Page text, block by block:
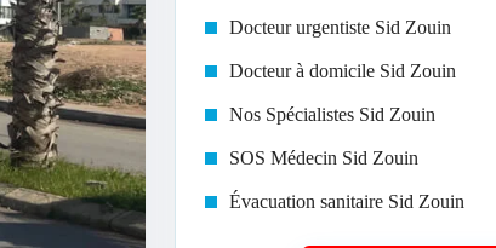
Docteur urgentiste Sid Zouin
Docteur à domicile Sid Zouin
Nos Spécialistes Sid Zouin
SOS Médecin Sid Zouin
Évacuation sanitaire Sid Zouin